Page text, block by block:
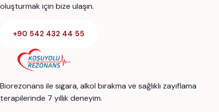
oluşturmak için bize ulaşın.
+90 542 432 44 55
Biorezonans ile sigara, alkol bırakma ve sağlıklı zayıflama
terapilerinde 7 yıllık deneyim.